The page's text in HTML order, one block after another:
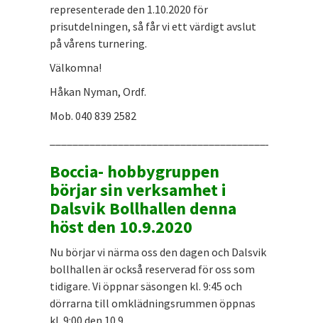
representerade den 1.10.2020 för
prisutdelningen, så får vi ett värdigt avslut
på vårens turnering.
Välkomna!
Håkan Nyman, Ordf.
Mob. 040 839 2582
Boccia- hobbygruppen
börjar sin verksamhet i
Dalsvik Bollhallen denna
höst den 10.9.2020
Nu börjar vi närma oss den dagen och Dalsvik
bollhallen är också reserverad för oss som
tidigare. Vi öppnar säsongen kl. 9:45 och
dörrarna till omklädningsrummen öppnas
kl. 9:00 den 10.9.